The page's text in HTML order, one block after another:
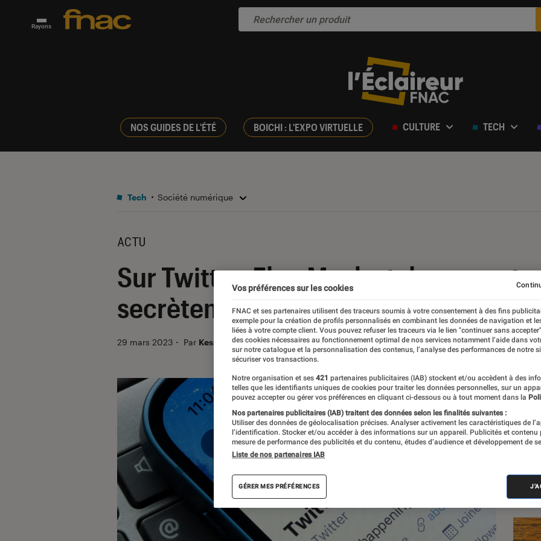
Rayons
NOS GUIDES DE L'ÉTÉ BOICHI : L'EXPO VIRTUELLE CULTURE TECH
Tech Société numérique
ACTU
Sur Twitter, Elon Musk et des
secrètement mis en avant
29 mars 2023 ・ Par Kesso Diallo
Vos préférences sur les cookies
FNAC et ses partenaires utilisent des traceurs soumis à votre consentement à des fins
exemple pour la création de profils personnalisés en combinant les données de navigation et
liées à votre compte client. Vous pouvez refuser les traceurs via le lien "continuer sans
des cookies nécessaires au fonctionnement optimal de nos services notamment l’aide dans
sur notre catalogue et la personnalisation des contenus, l’analyse des performances de notre
sécuriser vos transactions.
Notre organisation et ses 421 partenaires publicitaires (IAB) stockent et/ou accèdent à des
telles que les identifiants uniques de cookies pour traiter les données personnelles, sur un
pouvez accepter ou gérer vos préférences en cliquant ci-dessous ou à tout moment dans la
Nos partenaires publicitaires (IAB) traitent des données selon les finalités suivantes :
Utiliser des données de géolocalisation précises. Analyser activement les caractéristiques de
l’identification. Stocker et/ou accéder à des informations sur un appareil. Publicités et contenu
mesure de performance des publicités et du contenu, études d’audience et développement de
Liste de nos partenaires IAB
GÉRER MES PRÉFÉRENCES